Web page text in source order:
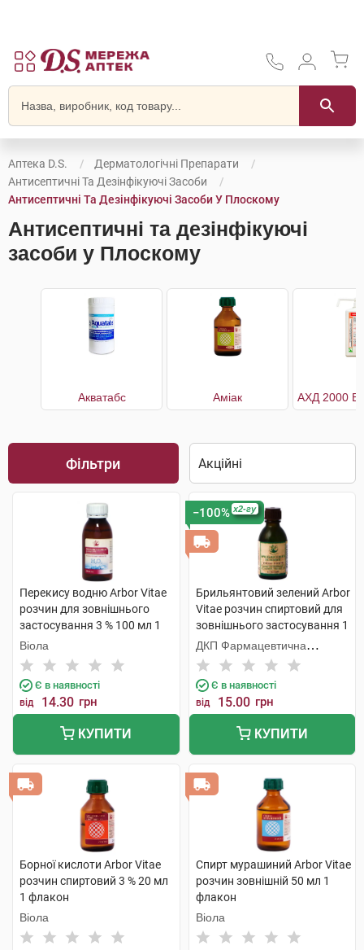
Аптека D.S.
Дерматологічні Препарати
Антисептичні Та Дезінфікуючі Засоби
Антисептичні Та Дезінфікуючі Засоби У Плоскому
Антисептичні та дезінфікуючі
засоби у Плоскому
Акватабс Аміак
Фільтри
Перекису водню Arbor Vitae
розчин для зовнішнього
застосування 3 % 100 мл 1
флакон
Віола
Є в наявності
від 14.30 грн
КУПИТИ
−100% x2-гу
Брильянтовий зелений Arbor
Vitae розчин спиртовий для
зовнішнього застосування 1
% 20 мл 1 флакон
ДКП Фармацевтична
фабрика
Є в наявності
від 15.00 грн
КУПИТИ
Борної кислоти Arbor Vitae
розчин спиртовий 3 % 20 мл
1 флакон
Віола
Спирт мурашиний Arbor Vitae
розчин зовнішній 50 мл 1
флакон
Віола